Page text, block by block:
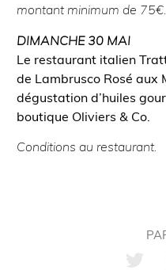
montant minimum de 75€.
DIMANCHE 30 MAI
Le restaurant italien
de Lambrusco Rosé aux
dégustation d’huiles
boutique Oliviers & Co.
Conditions au restaurant.